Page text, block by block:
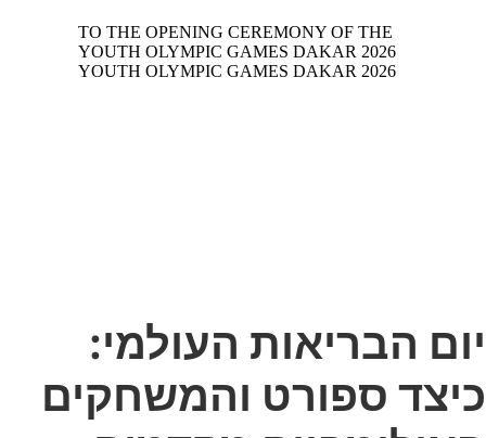
יום הבריאות העולמי:
כיצד ספורט והמשחקים